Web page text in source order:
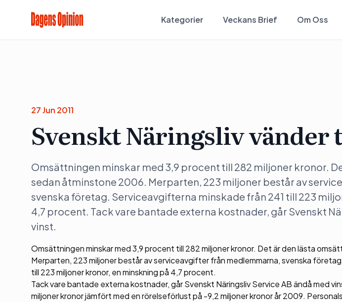
Kategorier Veckans Brief Om Oss
27 Jun 2011
Svenskt Näringsliv
Omsättningen minskar med 3,9 procent till 282 miljoner kronor.
sedan åtminstone 2006. Merparten, 223 miljoner består av
svenska företag. Serviceavgifterna minskade från 241 till 223
4,7 procent. Tack vare bantade externa kostnader, går Svenskt
vinst.
Omsättningen minskar med 3,9 procent till 282 miljoner kronor. Det är den lästa
Merparten, 223 miljoner består av serviceavgifter från medlemmarna, svenska
till 223 miljoner kronor, en minskning på 4,7 procent.
Tack vare bantade externa kostnader, går Svenskt Näringsliv Service AB ändå med
miljoner kronor jämfört med en rörelseförlust på -9,2 miljoner kronor år 2009.